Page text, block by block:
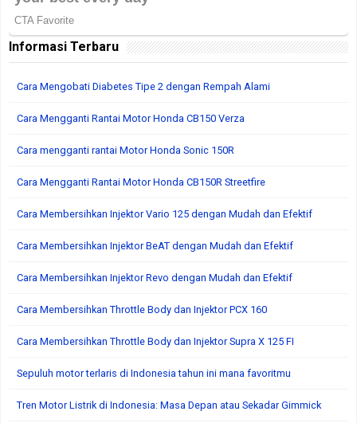
Informasi Terbaru
Cara Mengobati Diabetes Tipe 2 dengan Rempah Alami
Cara Mengganti Rantai Motor Honda CB150 Verza
Cara mengganti rantai Motor Honda Sonic 150R
Cara Mengganti Rantai Motor Honda CB150R Streetfire
Cara Membersihkan Injektor Vario 125 dengan Mudah dan Efektif
Cara Membersihkan Injektor BeAT dengan Mudah dan Efektif
Cara Membersihkan Injektor Revo dengan Mudah dan Efektif
Cara Membersihkan Throttle Body dan Injektor PCX 160
Cara Membersihkan Throttle Body dan Injektor Supra X 125 FI
Sepuluh motor terlaris di Indonesia tahun ini mana favoritmu
Tren Motor Listrik di Indonesia: Masa Depan atau Sekadar Gimmick